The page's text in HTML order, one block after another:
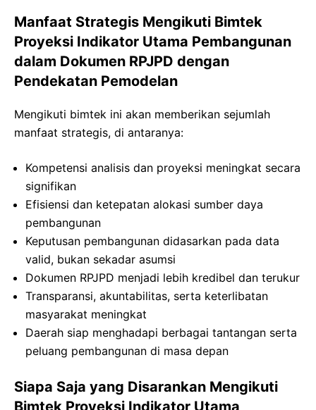
Manfaat Strategis Mengikuti Bimtek
Proyeksi Indikator Utama Pembangunan
dalam Dokumen RPJPD dengan
Pendekatan Pemodelan
Mengikuti bimtek ini akan memberikan sejumlah
manfaat strategis, di antaranya:
Kompetensi analisis dan proyeksi meningkat secara
signifikan
Efisiensi dan ketepatan alokasi sumber daya
pembangunan
Keputusan pembangunan didasarkan pada data
valid, bukan sekadar asumsi
Dokumen RPJPD menjadi lebih kredibel dan terukur
Transparansi, akuntabilitas, serta keterlibatan
masyarakat meningkat
Daerah siap menghadapi berbagai tantangan serta
peluang pembangunan di masa depan
Siapa Saja yang Disarankan Mengikuti
Bimtek Proyeksi Indikator Utama